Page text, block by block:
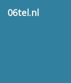
06tel.nl